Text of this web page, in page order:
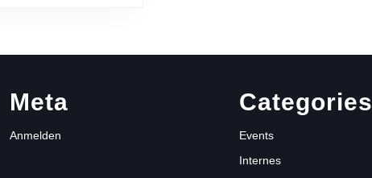
Meta
Anmelden
Categories
Events
Internes